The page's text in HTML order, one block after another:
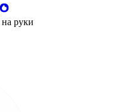
на руки